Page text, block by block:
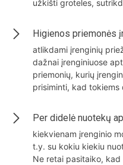
užkišti groteles,
Higienos priemonės
atlikdami įrenginių
dažnai įrenginiuose
priemonių, kurių
prisiminti, kad tokiems
Per didelė nuotekų
kiekvienam įrenginio
t.y. su kokiu kiekiu
Ne retai pasitaiko,